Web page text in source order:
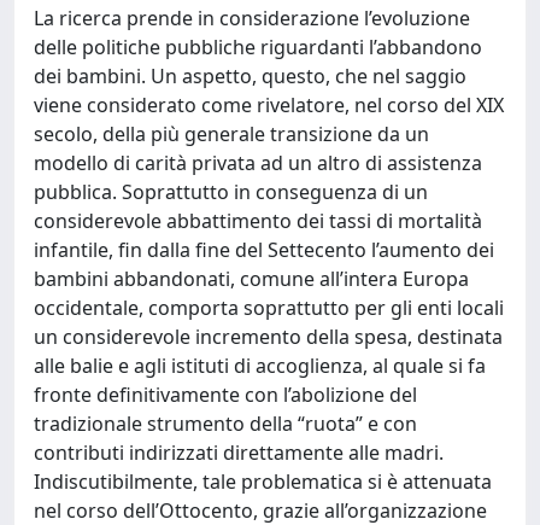
La ricerca prende in considerazione l’evoluzione
delle politiche pubbliche riguardanti l’abbandono
dei bambini. Un aspetto, questo, che nel saggio
viene considerato come rivelatore, nel corso del XIX
secolo, della più generale transizione da un
modello di carità privata ad un altro di assistenza
pubblica. Soprattutto in conseguenza di un
considerevole abbattimento dei tassi di mortalità
infantile, fin dalla fine del Settecento l’aumento dei
bambini abbandonati, comune all’intera Europa
occidentale, comporta soprattutto per gli enti locali
un considerevole incremento della spesa, destinata
alle balie e agli istituti di accoglienza, al quale si fa
fronte definitivamente con l’abolizione del
tradizionale strumento della “ruota” e con
contributi indirizzati direttamente alle madri.
Indiscutibilmente, tale problematica si è attenuata
nel corso dell’Ottocento, grazie all’organizzazione